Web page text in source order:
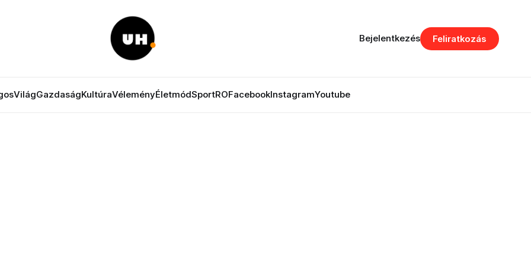
VilágGazdaságKultúraVéleményÉletmódSportROFacebookInstagramYoutube
Bejelentkezés Feliratkozás